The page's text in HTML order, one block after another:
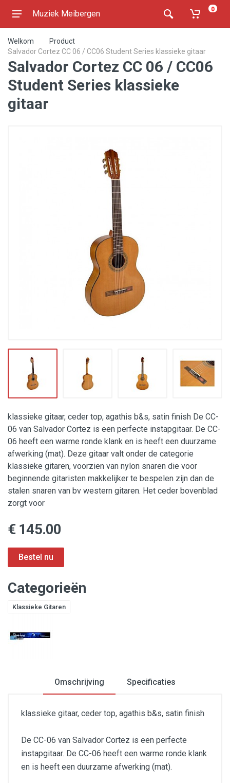
Muziek Meibergen 0
Welkom
Product
Salvador Cortez CC 06 / CC06 Student Series klassieke gitaar
Salvador Cortez CC 06 / CC06
Student Series klassieke
gitaar
klassieke gitaar, ceder top, agathis b&s, satin finish De CC-
06 van Salvador Cortez is een perfecte instapgitaar. De CC-
06 heeft een warme ronde klank en is heeft een duurzame
afwerking (mat). Deze gitaar valt onder de categorie
klassieke gitaren, voorzien van nylon snaren die voor
beginnende gitaristen makkelijker te bespelen zijn dan de
stalen snaren van bv western gitaren. Het ceder bovenblad
zorgt voor
€ 145.00
Categorieën
Klassieke Gitaren
Omschrijving Specificaties
klassieke gitaar, ceder top, agathis b&s, satin finish
De CC-06 van Salvador Cortez is een perfecte
instapgitaar. De CC-06 heeft een warme ronde klank
en is heeft een duurzame afwerking (mat).